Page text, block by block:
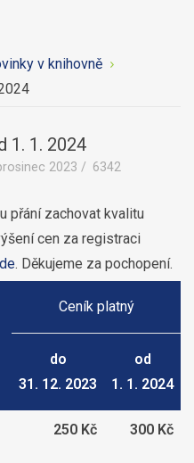
v knihovně
1. 1. 2024
2023 6342
přání zachovat kvalitu
cen za registraci
. Děkujeme za pochopení.
Ceník platný
do
31. 12. 2023
od
1. 1. 2024
250 Kč 300 Kč